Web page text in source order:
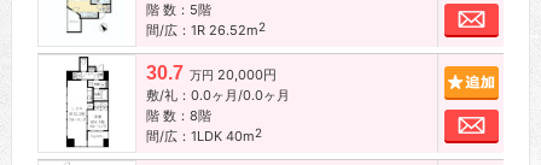
階 数：5階
間/広：1R 26.52m2
お問
30.7 万円 20,000円
敷/礼：0.0ヶ月/0.0ヶ月
階 数：8階
間/広：1LDK 40m2
お問